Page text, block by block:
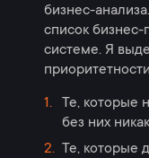
бизнес-
список
системе. Я
Те, которые
без них
Те, которые